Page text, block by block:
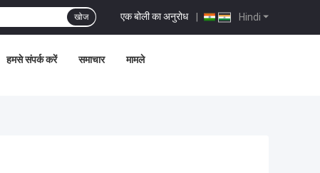
Hindi
एक बोली का अनुरोध |
खोज
हमसे संपर्क करें समाचार मामले